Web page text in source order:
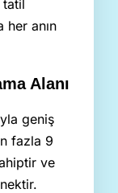
tatil
her anın
Alanı
geniş
fazla 9
ve